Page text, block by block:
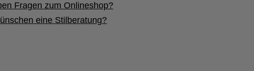
Fragen zum Onlineshop?
eine Stilberatung?